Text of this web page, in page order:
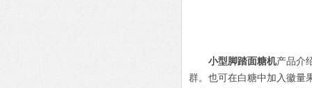
小型脚踏面糖机产品介
群。也可在白糖中加入徽量